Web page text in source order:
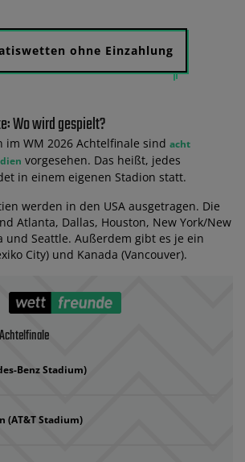
ohne Einzahlung
Wo wird gespielt?
im WM 2026 Achtelfinale sind acht
vorgesehen. Das heißt, jedes
in einem eigenen Stadion statt.
werden in den USA ausgetragen. Die
Atlanta, Dallas, Houston, New York/New
und Seattle. Außerdem gibt es je ein
City) und Kanada (Vancouver).
Benz Stadium)
(AT&T Stadium)